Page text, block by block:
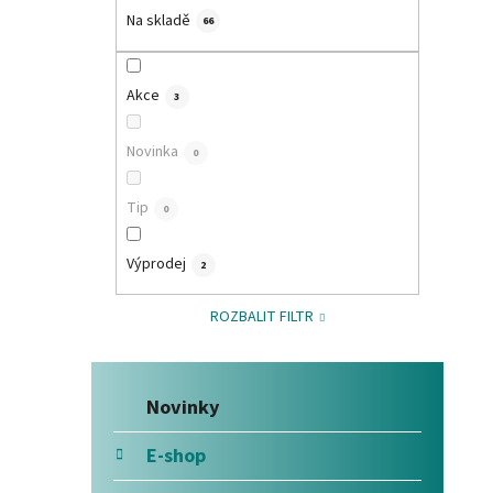
Na skladě 66
Akce 3
Novinka 0
Tip 0
Výprodej 2
ROZBALIT FILTR
kategorie
t
e
Novinky
E-shop